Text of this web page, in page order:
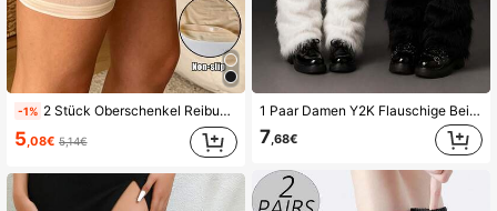
-1% 2 Stück Oberschenkel Reibungsschutz für Frauen, hochelastische Silikon Anti-Reib, Anti-Scheuern, Anti-Verhaken Oberschenkel Bänder
5,08€ 5,14€
1 Paar Damen Y2K Flauschige Beinstulpen, weiche Plüsch Stiefelüberzüge, Winter Street Style Accessoire, geeignet für Party, Urlaub, Alltag und Halloween
7,68€